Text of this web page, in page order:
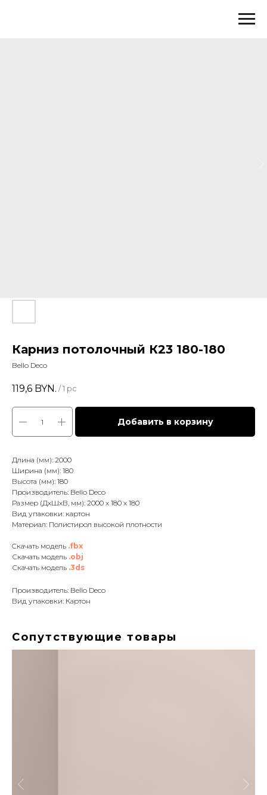
Карниз потолочный К23 180-180
Bello Deco
119,6 BYN. / 1 pc
Добавить в корзину
Длина (мм): 2000
Ширина (мм): 180
Высота (мм): 180
Производитель: Bello Deco
Размер (ДхШхВ, мм): 2000 x 180 x 180
Вид упаковки: картон
Материал: Полистирол высокой плотности
Cкачать модель .fbx
Скачать модель .obj
Скачать модель .3ds
Производитель: Bello Deco
Вид упаковки: Картон
Сопутствующие товары